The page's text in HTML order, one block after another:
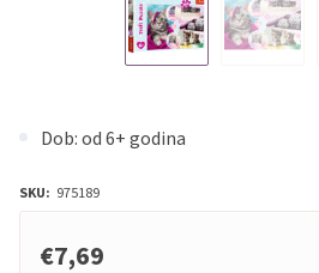
Dob: od 6+ godina
SKU: 975189
€7,69